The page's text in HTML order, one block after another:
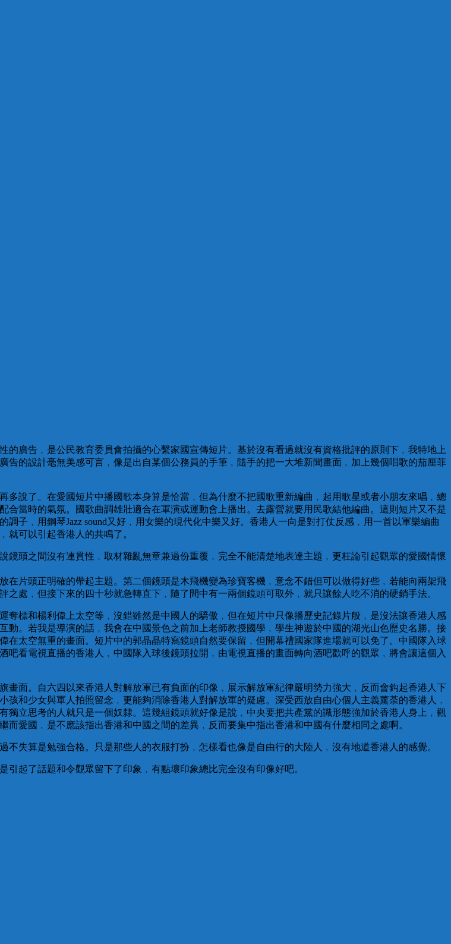
廣告﹐是公民教育委員會拍攝的心繫家國宣傳短片。基於沒有看過就沒有資格批評的原則下﹐我特地上
的設計毫無美感可言﹐像是出自某個公務員的手筆﹐隨手的把一大堆新聞畫面﹐加上幾個唱歌的茄厘菲
說了。在愛國短片中播國歌本身算是恰當﹐但為什麼不把國歌重新編曲﹐起用歌星或者小朋友來唱﹐總
當時的氣氛。國歌曲調雄壯適合在軍演或運動會上播出。去露營就要用民歌結他編曲。這則短片又不是
子﹐用鋼琴Jazz sound又好﹐用女樂的現代化中樂又好。香港人一向是對打仗反感﹐用一首以軍樂編曲
就可以引起香港人的共鳴了。
頭之間沒有連貫性﹐取材雜亂無章兼過份重覆﹐完全不能清楚地表達主題﹐更枉論引起觀眾的愛國情懷
片頭正明確的帶起主題。第二個鏡頭是木飛機變為珍寶客機﹐意念不錯但可以做得好些﹐若能向兩架飛
處﹐但接下來的四十秒就急轉直下﹐隨了間中有一兩個鏡頭可取外﹐就只讓餘人吃不消的硬銷手法。
標和楊利偉上太空等﹐沒錯雖然是中國人的驕傲﹐但在短片中只像播歷史記錄片般﹐是沒法讓香港人感
。若我是導演的話﹐我會在中國景色之前加上老師教授國學﹐學生神遊於中國的湖光山色歷史名勝。接
太空無重的畫面。短片中的郭晶晶特寫鏡頭自然要保留﹐但開幕禮國家隊進場就可以免了。中國隊入球
看電視直播的香港人﹐中國隊入球後鏡頭拉開﹐由電視直播的畫面轉向酒吧歡呼的觀眾﹐將會讓這個入
面。自六四以來香港人對解放軍已有負面的印像﹐展示解放軍紀律嚴明勢力強大﹐反而會鈎起香港人下
和少女與軍人拍照留念﹐更能夠消除香港人對解放軍的疑慮。深受西放自由心個人主義薰荼的香港人﹐
立思考的人就只是一個奴隸。這幾組鏡頭就好像是說﹐中央要把共產黨的識形態強加於香港人身上﹐觀
愛國﹐是不應該指出香港和中國之間的差異﹐反而要集中指出香港和中國有什麼相同之處啊。
失算是勉強合格。只是那些人的衣服打扮﹐怎樣看也像是自由行的大陸人﹐沒有地道香港人的感覺。
起了話題和令觀眾留下了印象﹐有點壞印象總比完全沒有印像好吧。